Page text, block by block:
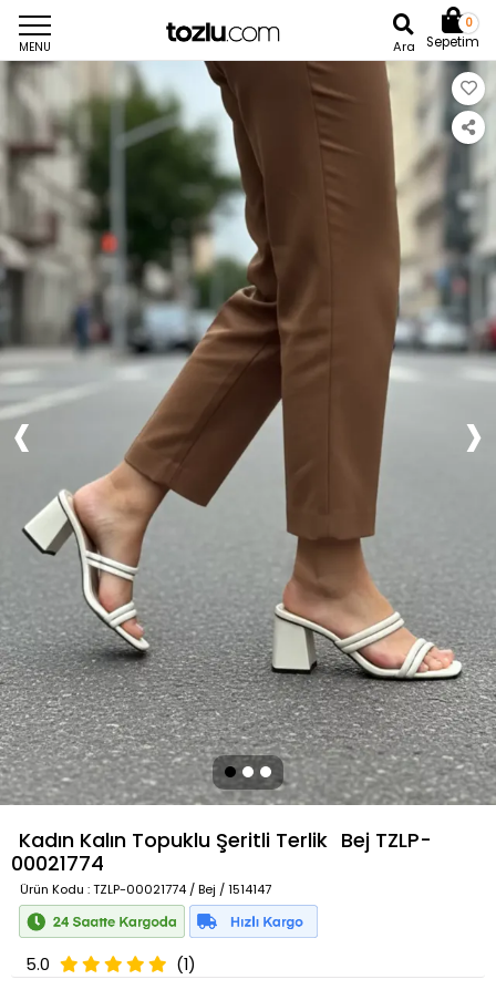
MENU Ara
0
Sepetim
Kadın Kalın Topuklu Şeritli Terlik Bej TZLP-
00021774
Ürün Kodu : TZLP-00021774 / Bej / 1514147
5.0 (1)